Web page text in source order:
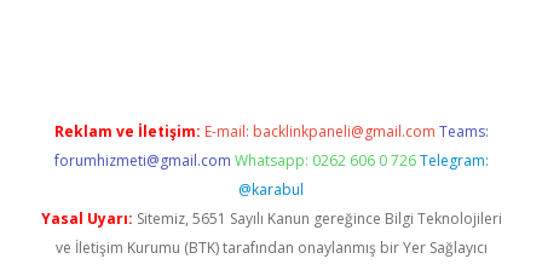
Reklam ve İletişim: E-mail: backlinkpaneli@gmail.com Teams:
forumhizmeti@gmail.com Whatsapp: 0262 606 0 726 Telegram:
@karabul
Yasal Uyarı: Sitemiz, 5651 Sayılı Kanun gereğince Bilgi Teknolojileri
ve İletişim Kurumu (BTK) tarafından onaylanmış bir Yer Sağlayıcı